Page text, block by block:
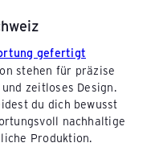
gefertigt
stehen für präzise
zeitloses Design.
du dich bewusst
nachhaltige
Produktion.